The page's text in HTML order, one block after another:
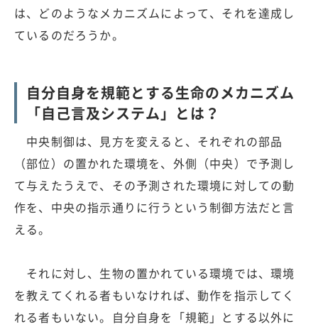
は、どのようなメカニズムによって、それを達成し
ているのだろうか。
自分自身を規範とする生命のメカニズム
「自己言及システム」とは？
中央制御は、見方を変えると、それぞれの部品
（部位）の置かれた環境を、外側（中央）で予測し
て与えたうえで、その予測された環境に対しての動
作を、中央の指示通りに行うという制御方法だと言
える。
それに対し、生物の置かれている環境では、環境
を教えてくれる者もいなければ、動作を指示してく
れる者もいない。自分自身を「規範」とする以外に